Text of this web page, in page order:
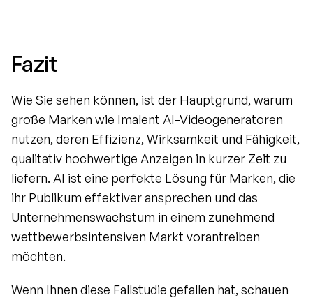
Fazit
Wie Sie sehen können, ist der Hauptgrund, warum
große Marken wie Imalent AI-Videogeneratoren
nutzen, deren Effizienz, Wirksamkeit und Fähigkeit,
qualitativ hochwertige Anzeigen in kurzer Zeit zu
liefern. AI ist eine perfekte Lösung für Marken, die
ihr Publikum effektiver ansprechen und das
Unternehmenswachstum in einem zunehmend
wettbewerbsintensiven Markt vorantreiben
möchten.
Wenn Ihnen diese Fallstudie gefallen hat, schauen